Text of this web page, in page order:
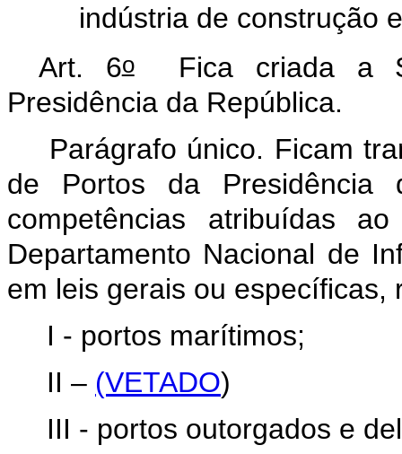
indústria de construção
Art. 6o
Fica criada a
Presidência da República.
Parágrafo único. Ficam
de Portos da
competências atribuídas
Departamento Nacional de
em leis gerais ou específicas,
I - portos marítimos;
II – (VETADO)
III - portos outorgados e